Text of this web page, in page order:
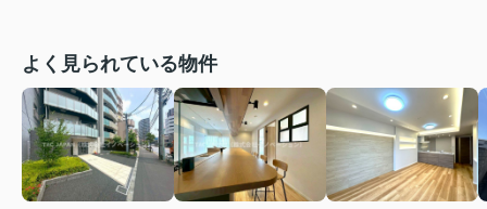
よく見られている物件